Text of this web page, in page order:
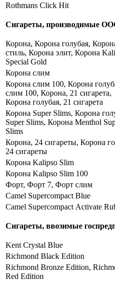
Rothmans Click Hit
Сигареты, производимые
Корона, Корона голубая,
стиль, Корона элит, Корона
Special Gold
Корона слим
Корона слим 100, Корона
слим 100, Корона, 21 сигарета,
Корона голубая, 21 сигарета
Корона Super Slims, Корона
Super Slims, Корона Menthol
Slims
Корона, 24 сигареты, Корона
24 сигареты
Корона Kalipso Slim
Корона Kalipso Slim 100
Форт, Форт 7, Форт слим
Camel Supercompact Blue
Camel Supercompact Аctivate
Сигареты, ввозимые
Kent Crystal Blue
Richmond Black Edition
Richmond Bronze Edition,
Red Edition